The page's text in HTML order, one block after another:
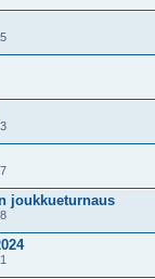
joukkueturnaus